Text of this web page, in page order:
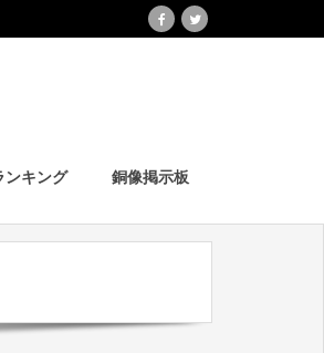
ンキング 銅像掲示板